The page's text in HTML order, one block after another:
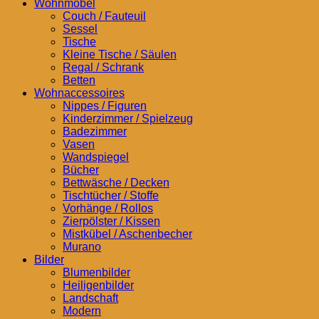
Wohnmöbel
Couch / Fauteuil
Sessel
Tische
Kleine Tische / Säulen
Regal / Schrank
Betten
Wohnaccessoires
Nippes / Figuren
Kinderzimmer / Spielzeug
Badezimmer
Vasen
Wandspiegel
Bücher
Bettwäsche / Decken
Tischtücher / Stoffe
Vorhänge / Rollos
Zierpölster / Kissen
Mistkübel / Aschenbecher
Murano
Bilder
Blumenbilder
Heiligenbilder
Landschaft
Modern